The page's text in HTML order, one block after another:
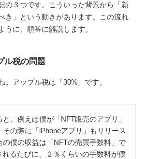
の３つです。こういった背景から「新
き」という動きがあります。この流れ
うに、順番に解説します。
ル税の問題
。アップル税は「30%」です。
、例えば僕が「NFT販売のアプリ」
その際に「iPhoneアプリ」もリリース
の僕の収益は「NFTの売買手数料」で
れるたびに、２％くらいの手数料が僕